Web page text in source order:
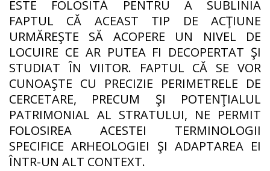
ESTE FOLOSITĂ PENTRU A SUBLINIA
FAPTUL CĂ ACEAST TIP DE ACŢIUNE
URMĂREŞTE SĂ ACOPERE UN NIVEL DE
LOCUIRE CE AR PUTEA FI DECOPERTAT ŞI
STUDIAT ÎN VIITOR. FAPTUL CĂ SE VOR
CUNOAŞTE CU PRECIZIE PERIMETRELE DE
CERCETARE, PRECUM ŞI POTENŢIALUL
PATRIMONIAL AL STRATULUI, NE PERMIT
FOLOSIREA ACESTEI TERMINOLOGII
SPECIFICE ARHEOLOGIEI ŞI ADAPTAREA EI
ÎNTR-UN ALT CONTEXT.